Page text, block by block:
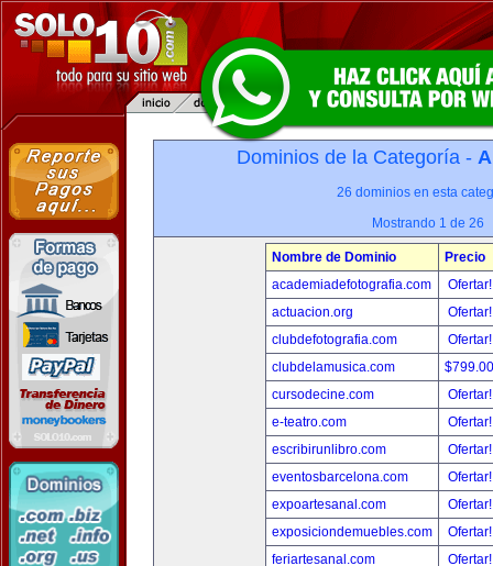
Dominios de la Categoría -
26 dominios en esta
Mostrando 1 de 26
Nombre de Dominio
Precio
academiadefotografia.com
actuacion.org
clubdefotografia.com
clubdelamusica.com
cursodecine.com
e-teatro.com
escribirunlibro.com
eventosbarcelona.com
expoartesanal.com
exposiciondemuebles.com
feriartesanal.com